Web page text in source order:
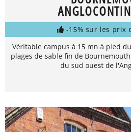
-15% sur les prix
Véritable campus à 15 mn à pied
plages de sable fin de
du sud ouest de